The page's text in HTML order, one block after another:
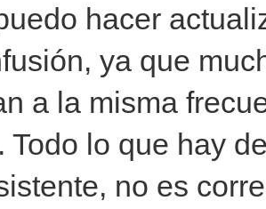
hacer
ya que
a la misma
Todo lo que hay
no es